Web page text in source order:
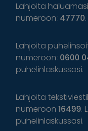
Lahjoita
numeroon: 47770.
Lahjoita
numeroon: 0600
puhelinlaskussasi.
Lahjoita
numeroon 16499.
puhelinlaskussasi.